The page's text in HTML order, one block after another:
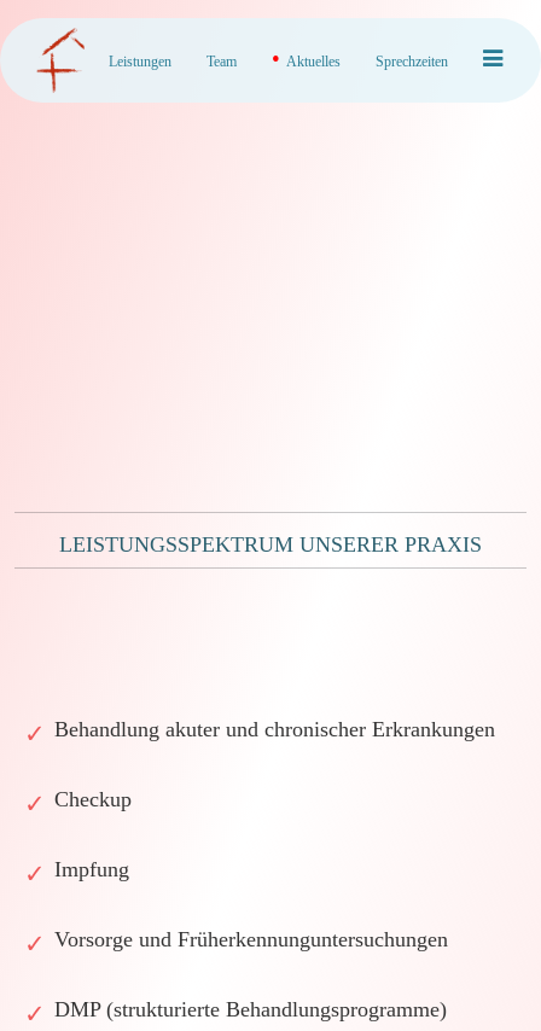
Leistungen Team • Aktuelles Sprechzeiten
LEISTUNGSSPEKTRUM UNSERER PRAXIS
✓ Behandlung akuter und chronischer Erkrankungen
✓ Checkup
✓ Impfung
✓ Vorsorge und Früherkennunguntersuchungen
✓ DMP (strukturierte Behandlungsprogramme)